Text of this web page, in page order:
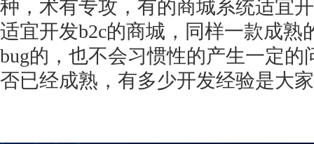
种，术有专攻，有的商城系统适宜
适宜开发b2c的商城，同样一款成熟
bug的，也不会习惯性的产生一定的
否已经成熟，有多少开发经验是大